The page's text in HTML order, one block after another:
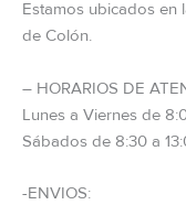
Estamos ubicados en
de Colón.
– HORARIOS DE
Lunes a Viernes de
Sábados de 8:30 a
-ENVIOS: